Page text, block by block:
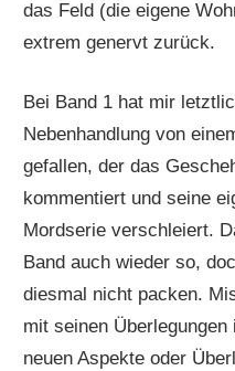
das Feld (die eigene
extrem genervt zurück.
Bei Band 1 hat mir
Nebenhandlung von
gefallen, der das
kommentiert und seine
Mordserie verschleiert.
Band auch wieder so,
diesmal nicht packen.
mit seinen
neuen Aspekte oder